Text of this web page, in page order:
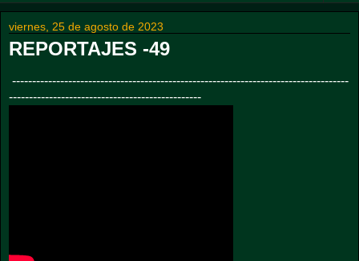
viernes, 25 de agosto de 2023
REPORTAJES -49
------------------------------------------------------------------------------------
------------------------------------------------